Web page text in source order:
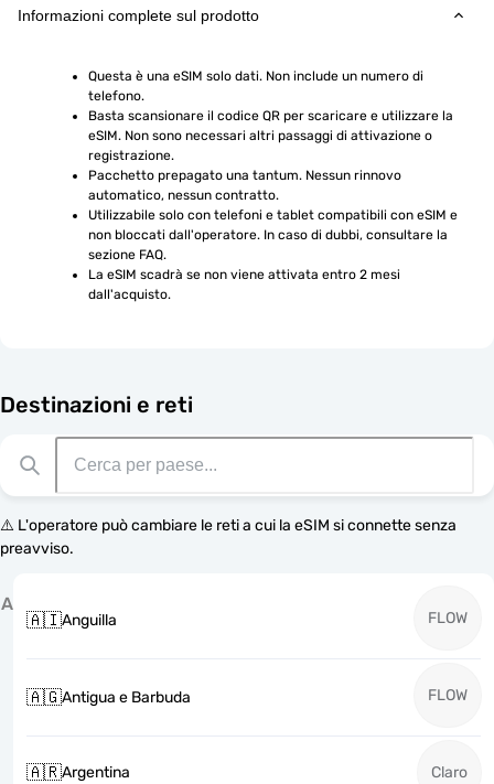
Informazioni complete sul prodotto
Questa è una eSIM solo dati. Non include un numero di
telefono.
Basta scansionare il codice QR per scaricare e utilizzare la
eSIM. Non sono necessari altri passaggi di attivazione o
registrazione.
Pacchetto prepagato una tantum. Nessun rinnovo
automatico, nessun contratto.
Utilizzabile solo con telefoni e tablet compatibili con eSIM e
non bloccati dall'operatore. In caso di dubbi, consultare la
sezione FAQ.
La eSIM scadrà se non viene attivata entro 2 mesi
dall'acquisto.
Destinazioni e reti
⚠️ L'operatore può cambiare le reti a cui la eSIM si connette senza
preavviso.
A
🇦🇮Anguilla FLOW
🇦🇬Antigua e Barbuda FLOW
🇦🇷Argentina Claro